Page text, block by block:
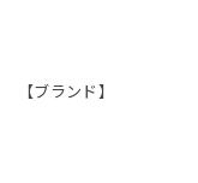
【ブランド】